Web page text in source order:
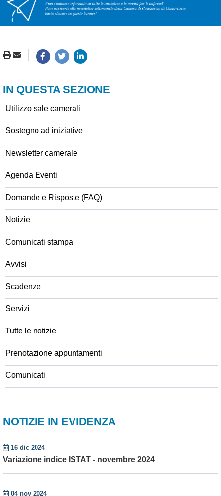
IN QUESTA SEZIONE
Utilizzo sale camerali
Sostegno ad iniziative
Newsletter camerale
Agenda Eventi
Domande e Risposte (FAQ)
Notizie
Comunicati stampa
Avvisi
Scadenze
Servizi
Tutte le notizie
Prenotazione appuntamenti
Comunicati
NOTIZIE IN EVIDENZA
16 dic 2024
Variazione indice ISTAT - novembre 2024
04 nov 2024